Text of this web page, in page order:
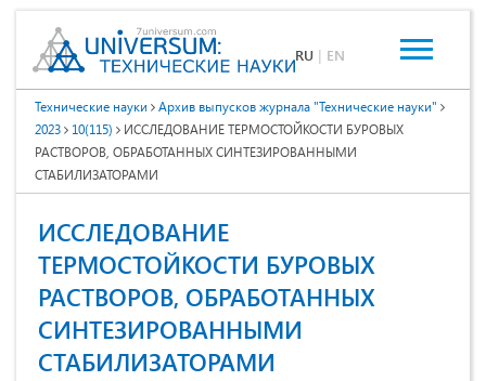
RU | EN
Технические науки
Архив выпусков журнала "Технические науки"
2023
10(115)
ИССЛЕДОВАНИЕ ТЕРМОСТОЙКОСТИ БУРОВЫХ
РАСТВОРОВ, ОБРАБОТАННЫХ СИНТЕЗИРОВАННЫМИ
СТАБИЛИЗАТОРАМИ
ИССЛЕДОВАНИЕ
ТЕРМОСТОЙКОСТИ БУРОВЫХ
РАСТВОРОВ, ОБРАБОТАННЫХ
СИНТЕЗИРОВАННЫМИ
СТАБИЛИЗАТОРАМИ